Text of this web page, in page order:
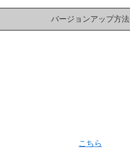
バージョンアップ方法
こちら